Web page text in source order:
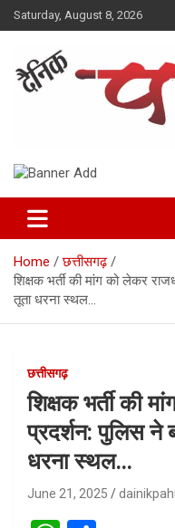
Skip
to
Saturday, August 8, 2026
Dainik
Home
छत्तीसगढ़
शिक्षक भर्ती की मांग को लेकर
तूता धरना स्थल…
छत्तीसगढ़
शिक्षक भर्ती की
प्रदर्शन: पुलिस ने
धरना स्थल…
June 21, 2025